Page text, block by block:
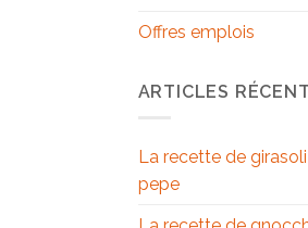
Offres emplois
ARTICLES
La recette de
pepe